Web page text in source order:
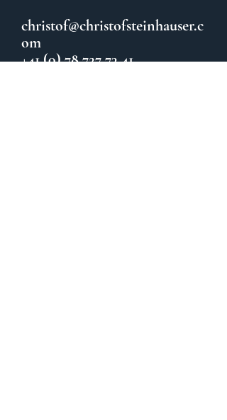
christof@christofsteinhauser.c
om
+41 (0) 78 727 73 41